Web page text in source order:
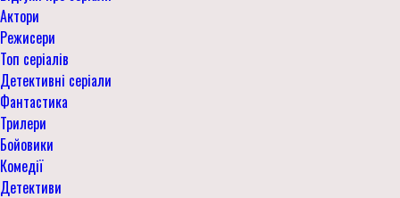
Актори
Режисери
Топ серіалів
Детективні серіали
Фантастика
Трилери
Бойовики
Комедії
Детективи